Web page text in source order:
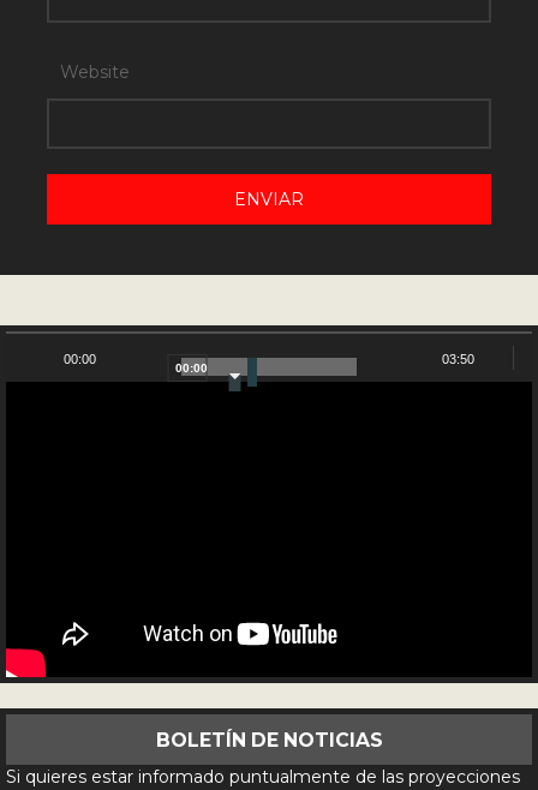
Website
NUESTRO CANAL DE YOUTUBE
00:00
00:00
03:50
BOLETÍN DE NOTICIAS
Si quieres estar informado puntualmente de las proyecciones